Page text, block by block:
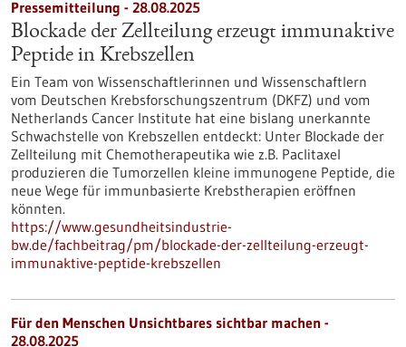
Pressemitteilung - 28.08.2025
Blockade der Zellteilung erzeugt immunaktive
Peptide in Krebszellen
Ein Team von Wissenschaftlerinnen und Wissenschaftlern
vom Deutschen Krebsforschungszentrum (DKFZ) und vom
Netherlands Cancer Institute hat eine bislang unerkannte
Schwachstelle von Krebszellen entdeckt: Unter Blockade der
Zellteilung mit Chemotherapeutika wie z.B. Paclitaxel
produzieren die Tumorzellen kleine immunogene Peptide, die
neue Wege für immunbasierte Krebstherapien eröffnen
könnten.
https://www.gesundheitsindustrie-
bw.de/fachbeitrag/pm/blockade-der-zellteilung-erzeugt-
immunaktive-peptide-krebszellen
Für den Menschen Unsichtbares sichtbar machen -
28.08.2025